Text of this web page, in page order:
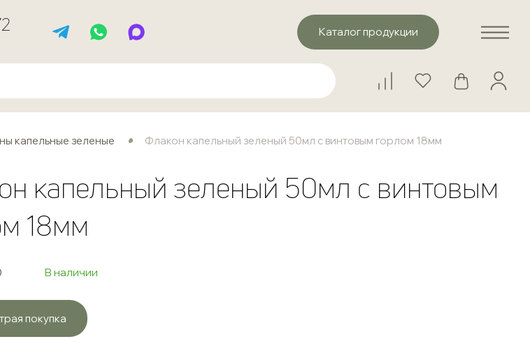
Каталог продукции
капельные зеленые Флакон капельный зеленый 50мл с винтовым горлом 18мм
капельный зеленый 50мл с винтовым
18мм
В наличии
покупка